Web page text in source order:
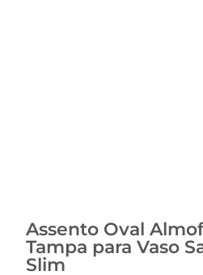
Assento Oval
Tampa para Vaso
Slim